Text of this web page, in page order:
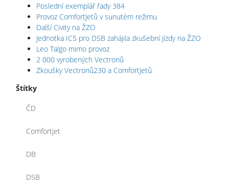
Poslední exemplář řady 384
Provoz ComfortJetů v sunutém režimu
Další Civity na ŽZO
Jednotka IC5 pro DSB zahájila zkušební jízdy na ŽZO
Leo Talgo mimo provoz
2 000 vyrobených Vectronů
Zkoušky Vectronů230 a ComfortJetů
Štítky
ČD
Comfortjet
DB
DSB